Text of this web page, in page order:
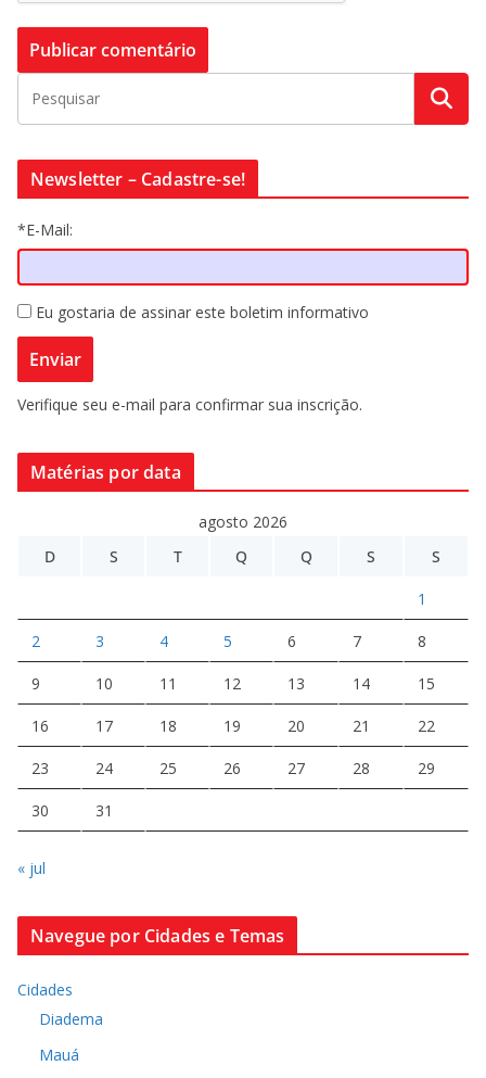
Newsletter – Cadastre-se!
*E-Mail:
Eu gostaria de assinar este boletim informativo
Verifique seu e-mail para confirmar sua inscrição.
Matérias por data
agosto 2026
D
S T Q Q S S
1
2 3 4 5 6 7 8
9 10 11 12 13 14 15
16 17 18 19 20 21 22
23 24 25 26 27 28 29
30 31
« jul
Navegue por Cidades e Temas
Cidades
Diadema
Mauá